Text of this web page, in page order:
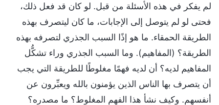
لم يفكر في هذه الأسئلة من قبل. لو كان قد فعل ذلك،
فحتى لو لم يتوصل إلى الإجابات، ما كان ليتصرف بهذه
الطريقة الحمقاء. ما هو إذًا السبب الجذري لتصرفه بهذه
الطريقة؟ (المفاهيم). وما السبب الجذري وراء تشكُّل
المفاهيم لديه؟ أن لديه فهمًا مغلوطًا للطريقة التي يجب
أن يتصرف بها الناس الذين يؤمنون بالله ويعبِّرون عن
أنفسهم. وكيف نشأ هذا الفهم المغلوط؟ ما مصدره؟